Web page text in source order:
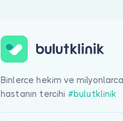
Binlerce hekim ve milyonlarca
hastanın tercihi #bulutklinik